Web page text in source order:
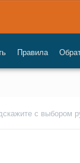
Правила
с выбором